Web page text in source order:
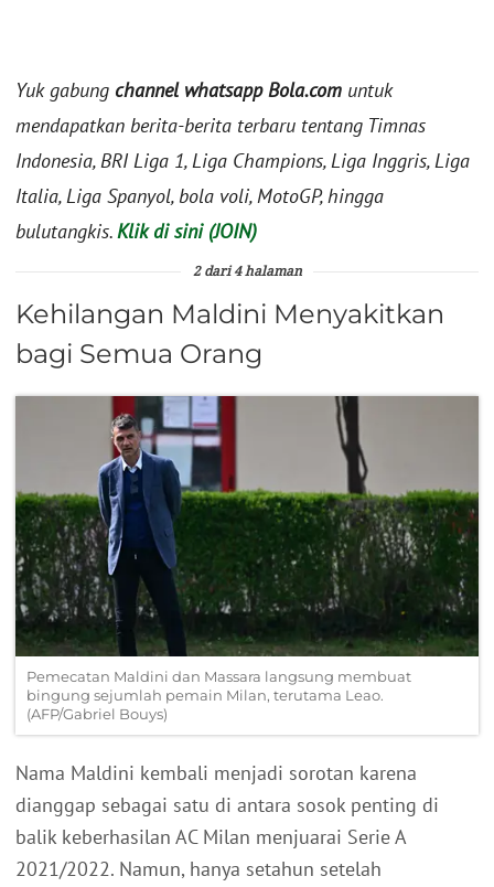
Yuk gabung channel whatsapp Bola.com untuk
mendapatkan berita-berita terbaru tentang Timnas
Indonesia, BRI Liga 1, Liga Champions, Liga Inggris, Liga
Italia, Liga Spanyol, bola voli, MotoGP, hingga
bulutangkis.Klik di sini (JOIN)
2 dari 4 halaman
Kehilangan Maldini Menyakitkan
bagi Semua Orang
Pemecatan Maldini dan Massara langsung membuat
bingung sejumlah pemain Milan, terutama Leao.
(AFP/Gabriel Bouys)
Nama Maldini kembali menjadi sorotan karena
dianggap sebagai satu di antara sosok penting di
balik keberhasilan AC Milan menjuarai Serie A
2021/2022. Namun, hanya setahun setelah